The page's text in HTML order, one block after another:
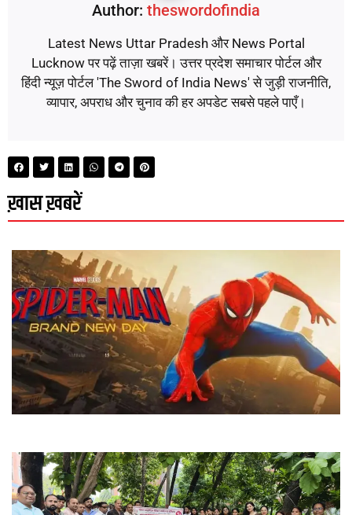
Author: theswordofindia
Latest News Uttar Pradesh और News Portal
Lucknow पर पढ़ें ताज़ा खबरें। उत्तर प्रदेश समाचार पोर्टल और
हिंदी न्यूज़ पोर्टल 'The Sword of India News' से जुड़ी राजनीति,
व्यापार, अपराध और चुनाव की हर अपडेट सबसे पहले पाएँ।
ख़ास ख़बरें